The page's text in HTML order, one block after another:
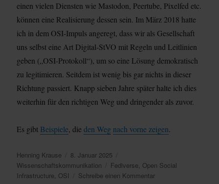
einen vielen Diensten wie Mastodon, Peertube, Pixelfed etc.
können eine Realisierung dessen sein. Im März 2018 hatte
ich in dem OSI-Impuls angeregt, dass wir als Gesellschaft
uns selbst eine Art Digital-StVO mit Regeln und Leitlinien
geben („OSI-Protokoll“), um so eine Lösung demokratisch
zu legitimieren. Seitdem ist wenig bis gar nichts in dieser
Richtung passiert. Knapp sieben Jahre später halte ich dies
weiterhin für den richtigen Weg und dringender als zuvor.
Es gibt Beispiele, dieden Weg nach vorne zeigen.
Autor
Henning Krause
Veröffentlicht
am
8. Januar 2025
Wissenschaftskommunikation
Schlagwörter
Fediverse, Open Social
Infrastructure, OSI Schreibe einen Kommentarzu